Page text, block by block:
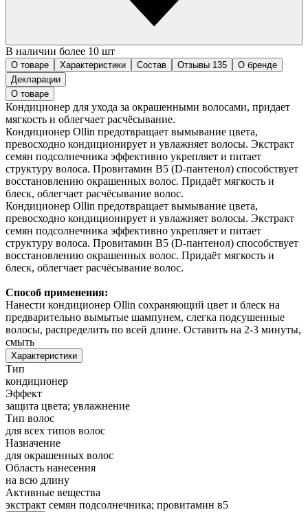
В наличии более 10 шт
О товаре Характеристики Состав Отзывы 135
О бренде
Декларации
О товаре
Кондиционер для ухода за окрашенными волосами, придает
мягкость и облегчает расчёсывание.
Кондиционер Ollin предотвращает вымывание цвета,
превосходно кондиционирует и увлажняет волосы. Экстракт
семян подсолнечника эффективно укрепляет и питает
структуру волоса. Провитамин В5 (D-пантенол) способствует
восстановлению окрашенных волос. Придаёт мягкость и
блеск, облегчает расчёсывание волос.
Кондиционер Ollin предотвращает вымывание цвета,
превосходно кондиционирует и увлажняет волосы. Экстракт
семян подсолнечника эффективно укрепляет и питает
структуру волоса. Провитамин В5 (D-пантенол) способствует
восстановлению окрашенных волос. Придаёт мягкость и
блеск, облегчает расчёсывание волос.
Способ применения:
Нанести кондиционер Ollin сохраняющий цвет и блеск на
предварительно вымытые шампунем, слегка подсушенные
волосы, распределить по всей длине. Оставить на 2-3 минуты,
смыть
Характеристики
Тип
кондиционер
Эффект
защита цвета; увлажнение
Тип волос
для всех типов волос
Назначение
для окрашенных волос
Область нанесения
на всю длину
Активные вещества
экстракт семян подсолнечника; провитамин в5